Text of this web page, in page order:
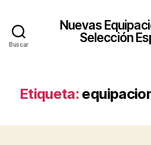
Buscar
Nuevas
Selección
Etiqueta: